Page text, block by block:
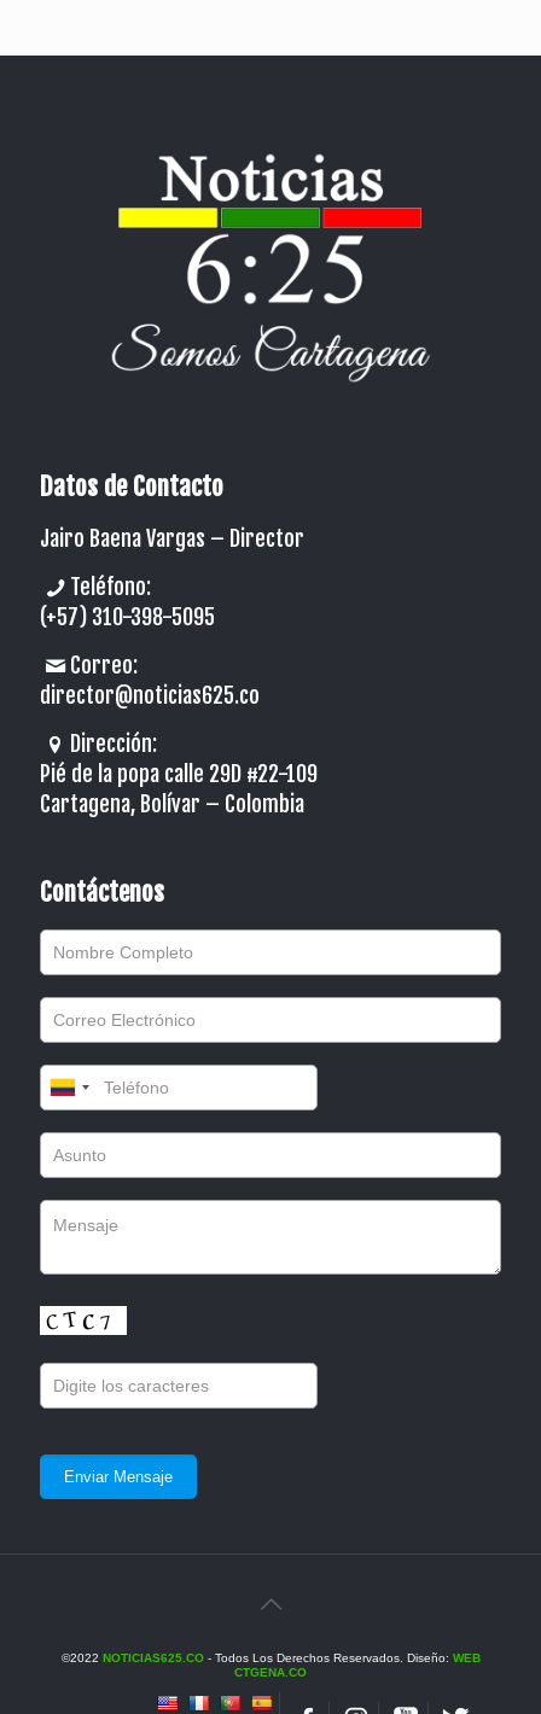
Datos de Contacto
Jairo Baena Vargas – Director
Teléfono:
(+57) 310-398-5095
Correo:
director@noticias625.co
Dirección:
Pié de la popa calle 29D #22-109
Cartagena, Bolívar – Colombia
Contáctenos
©2022 NOTICIAS625.CO- Todos Los Derechos Reservados. Diseño: WEB
CTGENA.CO